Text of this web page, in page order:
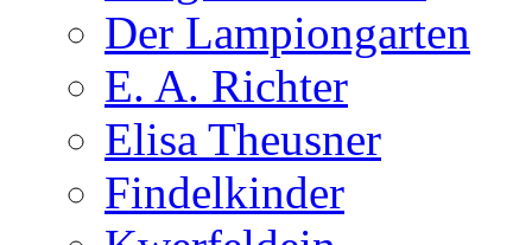
Der Lampiongarten
E. A. Richter
Elisa Theusner
Findelkinder